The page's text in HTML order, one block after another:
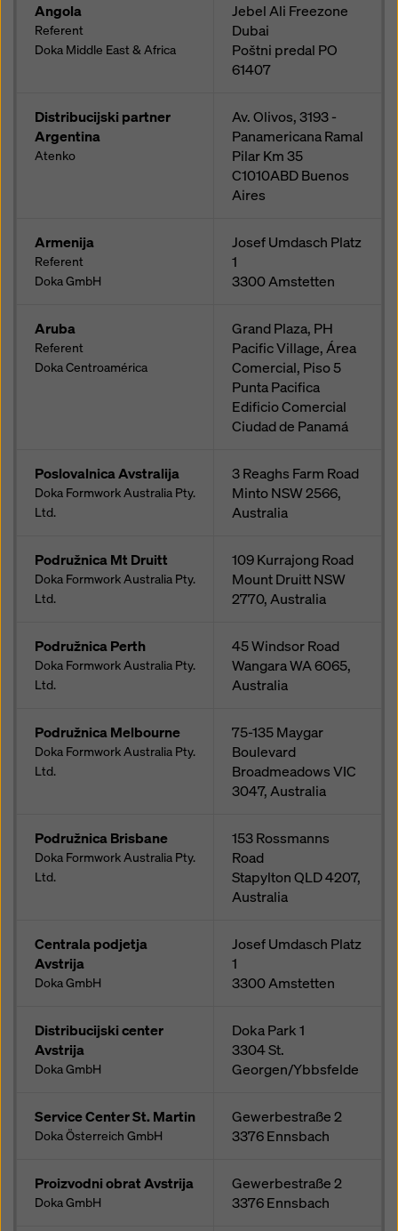
Angola
Referent
Doka Middle East & Africa
Jebel Ali Freezone
Dubai
Poštni predal PO
61407
Distribucijski partner
Argentina
Atenko
Av. Olivos, 3193 -
Panamericana Ramal
Pilar Km 35
C1010ABDBuenos
Aires
Armenija
Referent
Doka GmbH
Josef Umdasch Platz
1
3300Amstetten
Aruba
Referent
Doka Centroamérica
Grand Plaza, PH
Pacific Village, Área
Comercial, Piso 5
Punta Pacifica
Edificio Comercial
Ciudad de Panamá
Poslovalnica Avstralija
Doka Formwork Australia Pty.
Ltd.
3 Reaghs Farm Road
Minto NSW 2566,
Australia
Podružnica Mt Druitt
Doka Formwork Australia Pty.
Ltd.
109 Kurrajong Road
Mount Druitt NSW
2770, Australia
Podružnica Perth
Doka Formwork Australia Pty.
Ltd.
45 Windsor Road
Wangara WA 6065,
Australia
Podružnica Melbourne
Doka Formwork Australia Pty.
Ltd.
75-135 Maygar
Boulevard
Broadmeadows VIC
3047, Australia
Podružnica Brisbane
Doka Formwork Australia Pty.
Ltd.
153 Rossmanns
Road
Stapylton QLD 4207,
Australia
Centrala podjetja
Avstrija
Doka GmbH
Josef Umdasch Platz
1
3300Amstetten
Distribucijski center
Avstrija
Doka GmbH
Doka Park 1
3304St.
Georgen/Ybbsfelde
Service Center St. Martin
Doka Österreich GmbH
Gewerbestraße 2
3376Ennsbach
Proizvodni obrat Avstrija
Doka GmbH
Gewerbestraße 2
3376Ennsbach
strani in uporabo ustreznih izbirnih okenc. Svojo
privolitev lahko kadar koli prekličete s prihodnjim
učinkom in brez navedbe razloga s klikom na
na dnu te spletne strani.
politiki zasebnosti. Ponujamo vam tudi možnost izbire
piškotkov (napredne nastavitve piškotkov).